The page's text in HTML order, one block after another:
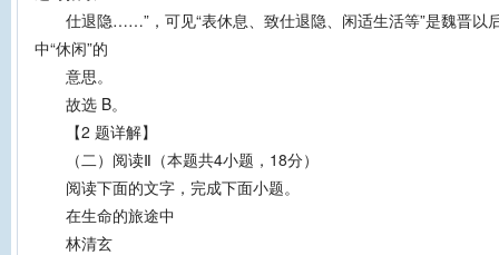
仕退隐……”，可见“表休息、致仕退隐、闲适生活等”是魏晋以
中“休闲”的
意思。
故选 B。
【2 题详解】
（二）阅读Ⅱ（本题共4小题，18分）
阅读下面的文字，完成下面小题。
在生命的旅途中
林清玄